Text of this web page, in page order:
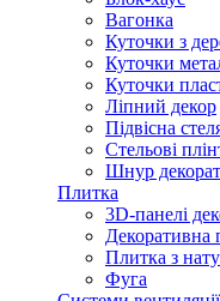
Вагонка
Куточки з
Куточки
Куточки
Ліпний декор
Підвісна
Стельові
Шнур
Плитка
3D-панелі
Декоративна
Плитка з
Фуга